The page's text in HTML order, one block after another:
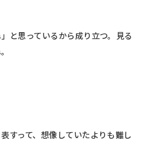
と思っているから成り立つ。見る
すって、想像していたよりも難し